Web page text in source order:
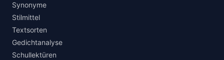
Synonyme
Stilmittel
Textsorten
Gedichtanalyse
Schullektüren